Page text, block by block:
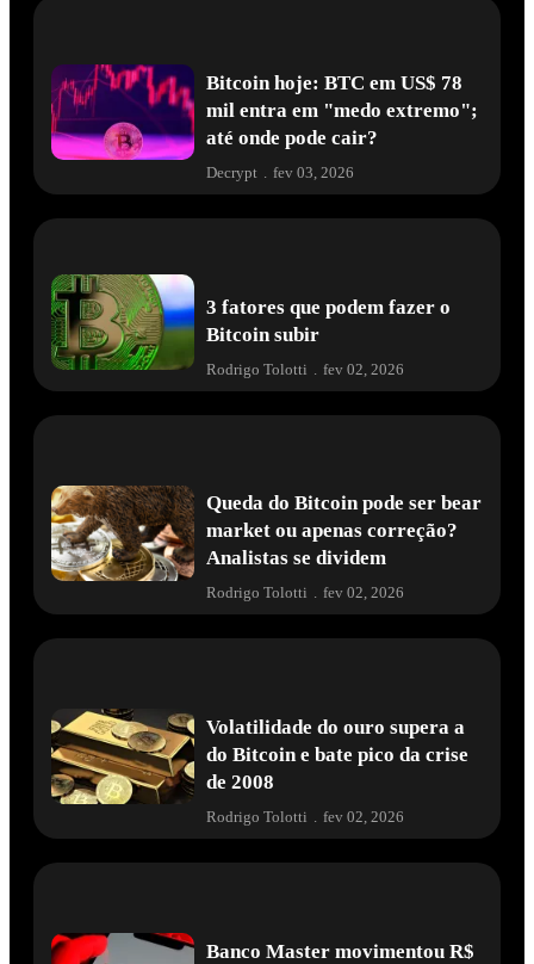
Bitcoin hoje: BTC em US$ 78
mil entra em "medo extremo";
até onde pode cair?
Decrypt . fev 03, 2026
3 fatores que podem fazer o
Bitcoin subir
Rodrigo Tolotti fev 02, 2026
Queda do Bitcoin pode ser bear
market ou apenas correção?
Analistas se dividem
Rodrigo Tolotti . fev 02, 2026
Volatilidade do ouro supera a
do Bitcoin e bate pico da crise
de 2008
Rodrigo Tolotti . fev 02, 2026
Banco Master movimentou R$